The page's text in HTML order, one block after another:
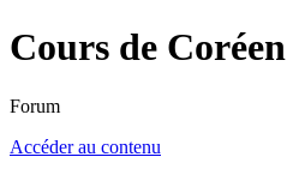
Cours de Coréen
Forum
Accéder au contenu